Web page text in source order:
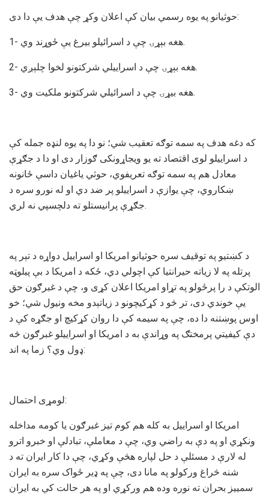
حوثیانو په یوه رسمي بیان کې اعلان وکړ چې هدف یې دا دی:
1- هغه بېړۍ چې د اسرائيلو بيرغ يې ځوړند وي.
2- هغه بېړۍ چې د اسراييلي شركتونو لخوا چلېږي.
3- هغه بیړۍ چې د اسرائیلي شرکتونو ملکیت وي.
که دغه هدف په سمه توګه تعقیب شي؛ نو دا په یوه لنډه جمله کې
د اسراییلو لوی اقتصاد ته یو ویجاړونکی ګوزار دی او دا د جګړې
معادل هم په سمه توګه تعریفوي، حوثي یاغیان داسې ځانونه
ښکاروي، چې یوازې د اسراییلو پر ضد دي او له نورو سره د
جګړې پرانیستلو ته دلچسپي نه لري.
د کښتیو په توقیف سره حوثيانو امریکا او اسراییل دواړه د تېر په
پرتله په لا زیاته حیرانتیا کې اچولي دي، ځکه د امریکا د بې پیلوټه
الوتکې د را پرځولو په تړاو امریکا اعلان کړی و، چې د غبرګون حق
یې خوندي دی، تر څو د کړکیچونو د زیاتېدو مخه ونیول شي؛ خو
اوس پوښتنه دا ده، چې په سیمه کې دا روان کړکیچ او جګړه کې د
دې کیفیتي پرمختګ په وړاندې به د امریکا او اسراییلو غبرګون څه
ډول وي؟ زما په اند:
لومړی احتمال:
امریکا او اسراییل به کله هم کوم تیز غبرګون یا کومه مداخله
ونکړي او په دې به راضي وي، چې د معاملې، تبادلې او خبرو اترو
له لارې د مسئلې د حل لپاره هڅې وکړي، چې دا کار ایران ته د
شنه څراغ ورکولو په مانا دی، چې په ډیر ځواک سره به ایران
سمییز بحران ته نوره وده هم ورکړي او په هر حالت کې به ایران